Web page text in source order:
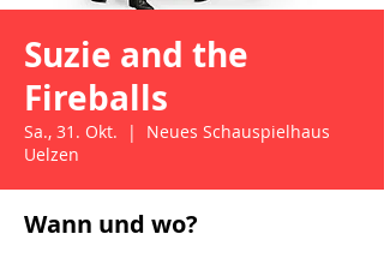
Suzie and the
Fireballs
Sa., 31. Okt.
  |
Neues Schauspielhaus
Uelzen
Wann und wo?